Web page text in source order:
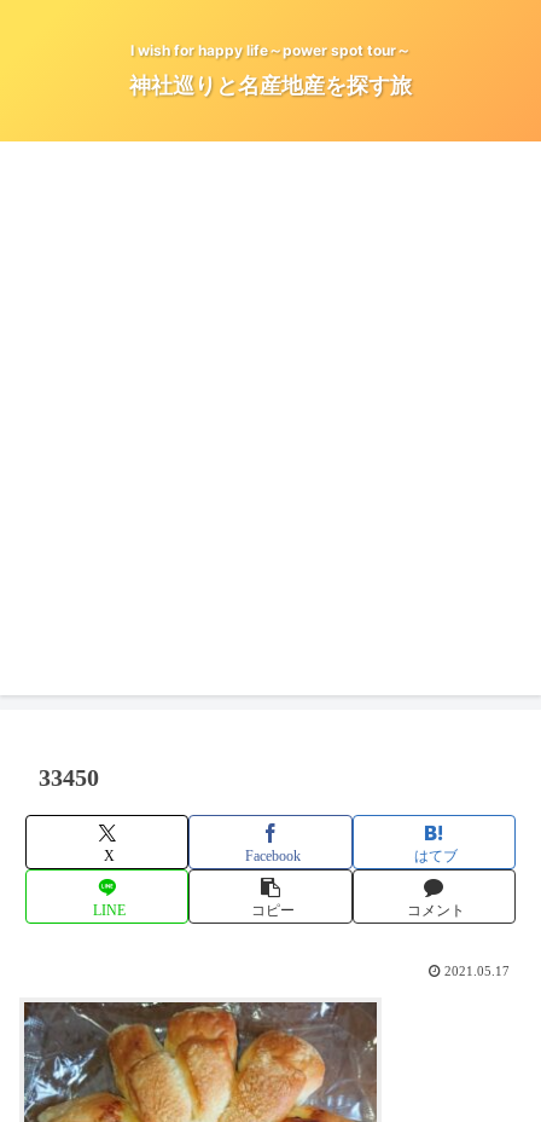
I wish for happy life～power spot tour～
神社巡りと名産地産を探す旅
33450
X Facebook はてブ
LINE コピー コメント
2021.05.17